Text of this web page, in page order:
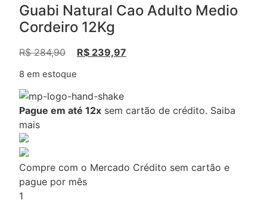
Guabi Natural Cao Adulto Medio
Cordeiro 12Kg
R$284,90
O
era:
R$ 284,90.
R$ 239,97
R$ 239,97.
8 em estoque
Pague em até 12x sem cartão de crédito. Saiba
mais
Compre com o Mercado Crédito sem cartão e
pague por mês
1